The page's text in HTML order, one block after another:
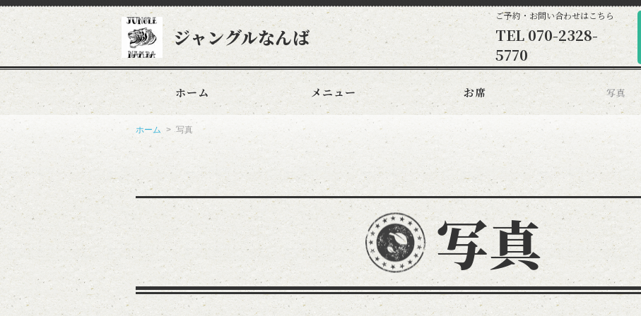
ジャングルなんば
ご予約・お問い合わせはこちら
TEL070-2328-
5770
ホーム メニュー お席 写真
ホーム 写真
写真